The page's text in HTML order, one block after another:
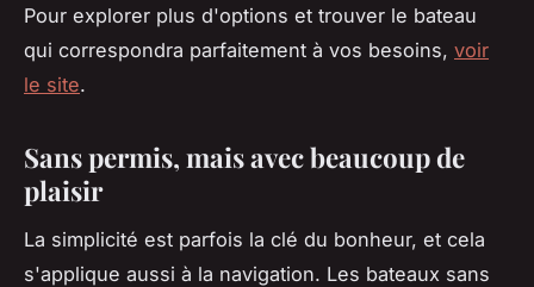
Pour explorer plus d'options et trouver le bateau
qui correspondra parfaitement à vos besoins, voir
le site.
Sans permis, mais avec beaucoup de
plaisir
La simplicité est parfois la clé du bonheur, et cela
s'applique aussi à la navigation. Les bateaux sans